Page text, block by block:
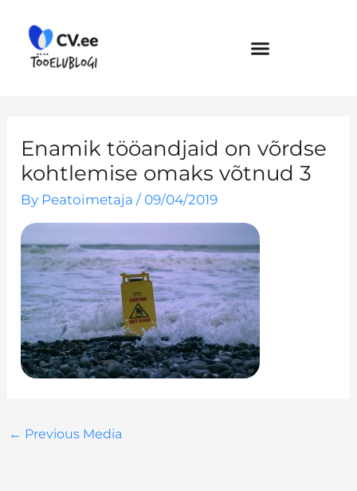
content
Enamik tööandjaid on võrdse
kohtlemise omaks võtnud 3
By Peatoimetaja/ 09/04/2019
← Previous Media